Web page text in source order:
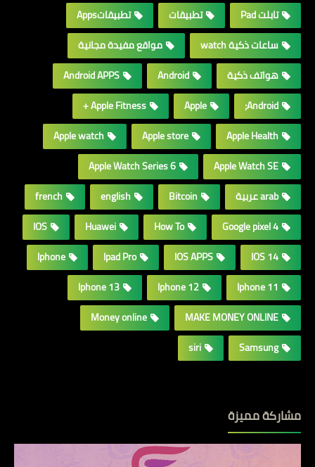
تابلت Pad
تطبيقات
تطبيقاتApps
ساعات ذكية watch
مواقع مفيدة مجانية
هواتف ذكية
Android
Android APPS
Android;
Apple
Apple Fitness +
Apple Health
Apple store
Apple watch
Apple Watch SE
Apple Watch Series 6
arab عربية
Bitcoin
english
french
Google pixel 4
How To
Huawei
IOS
IOS 14
IOS APPS
Ipad Pro
Iphone
Iphone 11
Iphone 12
Iphone 13
MAKE MONEY ONLINE
Money online
Samsung
siri
مشاركة مميزة